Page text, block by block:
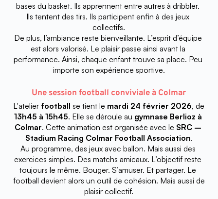
bases du basket. Ils apprennent entre autres à dribbler.
Ils tentent des tirs. Ils participent enfin à des jeux
collectifs.
De plus, l’ambiance reste bienveillante. L’esprit d’équipe
est alors valorisé. Le plaisir passe ainsi avant la
performance. Ainsi, chaque enfant trouve sa place. Peu
importe son expérience sportive.
Une session football conviviale à Colmar
L'atelier football se tient le mardi 24 février 2026
13h45 à 15h45. Elle se déroule au gymnase Berlioz à
Colmar. Cette animation est organisée avec le SRC –
Stadium Racing Colmar Football Association.
Au programme, des jeux avec ballon. Mais aussi des
exercices simples. Des matchs amicaux. L’objectif reste
toujours le même. Bouger. S’amuser. Et partager. Le
football devient alors un outil de cohésion. Mais aussi de
plaisir collectif.